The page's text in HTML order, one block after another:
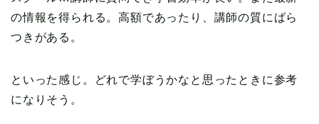
の情報を得られる。高額であったり、講師の質にばら
つきがある。
といった感じ。どれで学ぼうかなと思ったときに参考
になりそう。